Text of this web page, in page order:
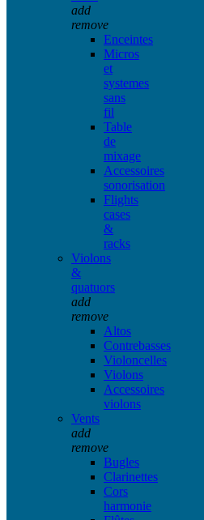
add
remove
Enceintes
Micros
et
systemes
sans
fil
Table
de
mixage
Accessoires
sonorisation
Flights
cases
&
racks
Violons
&
quatuors
add
remove
Altos
Contrebasses
Violoncelles
Violons
Accessoires
violons
Vents
add
remove
Bugles
Clarinettes
Cors
harmonie